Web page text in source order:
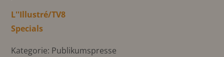
L''Illustré/TV8
Specials
Kategorie: Publikumspresse